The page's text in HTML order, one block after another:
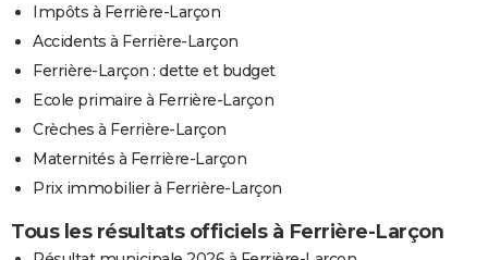
Impôts à Ferrière-Larçon
Accidents à Ferrière-Larçon
Ferrière-Larçon : dette et budget
Ecole primaire à Ferrière-Larçon
Crèches à Ferrière-Larçon
Maternités à Ferrière-Larçon
Prix immobilier à Ferrière-Larçon
Tous les résultats officiels à Ferrière-Larçon